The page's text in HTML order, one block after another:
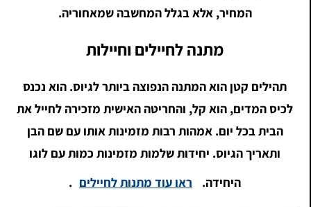
המחיר, אלא בגלל המחשבה שמאחוריה.
מתנה לחיילים וחיילות
תהילים קטן הוא המתנה הנפוצה ביותר לגיוס. הוא נכנס
לכיס המדים, הוא קל, והחריטה האישית מזכירה לחייל את
הבית בכל יום. אמהות רבות מזמינות אותו עם שם הבן
ותאריך הגיוס. יחידות שלמות מזמינות כמות עם לוגו
היחידה.
ראו עוד מתנות לחיילים .